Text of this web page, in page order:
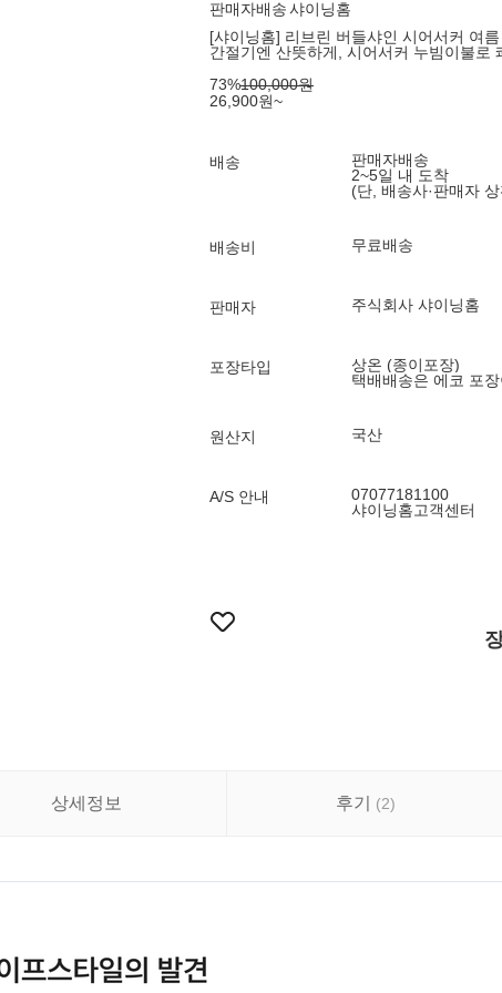
판매자배송샤이닝홈
[샤이닝홈] 리브린 버들샤인 시어서커 여
간절기엔 산뜻하게, 시어서커 누빔이불로
73%100,000원
26,900원~
배송
판매자배송
2~5일 내 도착
(단, 배송사·판매자
배송비 무료배송
판매자 주식회사 샤이닝홈
포장타입
상온 (종이포장)
택배배송은 에코 포
원산지 국산
A/S 안내
07077181100
샤이닝홈고객센터
상세정보 후기 (2)